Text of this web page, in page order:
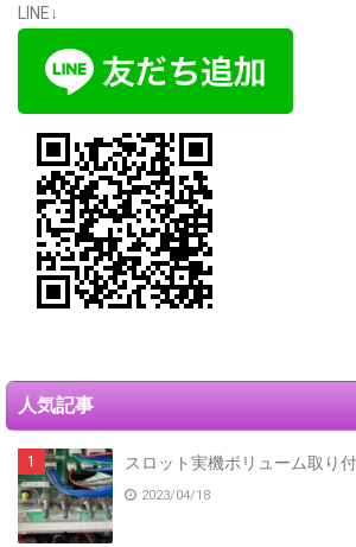
LINE↓
人気記事
スロット実機ボリューム取り
2023/04/18